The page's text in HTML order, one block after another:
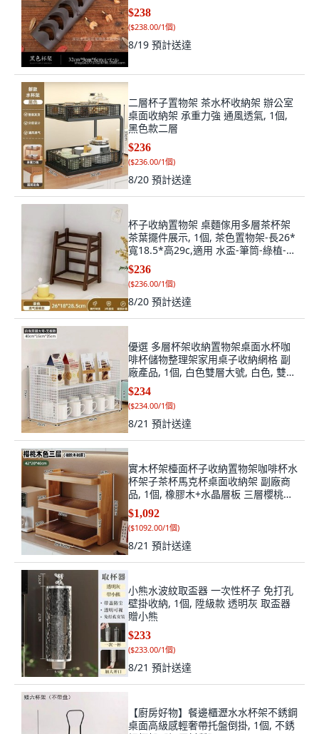
$238
($238.00/1個)
8/19 預計送達
二層杯子置物架 茶水杯收納架 辦公室
桌面收納架 承重力強 通風透氣, 1個,
黑色款二層
$236
($236.00/1個)
8/20 預計送達
杯子收納置物架 桌麵傢用多層茶杯架
茶葉擺件展示, 1個, 茶色置物架-長26*
寬18.5*高29c,適用 水盃-筆筒-綠植-擺
件 -全網, 茶色, 長26*寬18.5*高29c
$236
($236.00/1個)
8/20 預計送達
優選 多層杯架收納置物架桌面水杯咖
啡杯儲物整理架家用桌子收納網格 副
廠產品, 1個, 白色雙層大號, 白色, 雙層
大號
$234
($234.00/1個)
8/21 預計送達
實木杯架檯面杯子收納置物架咖啡杯水
杯架子茶杯馬克杯桌面收納架 副廠商
品, 1個, 橡膠木+水晶層板 三層櫻桃木
色42C, 櫻桃木色
$1,092
($1092.00/1個)
8/21 預計送達
小熊水波紋取盃器 一次性杯子 免打孔
壁掛收納, 1個, 陞級款 透明灰 取盃器
贈小熊
$233
($233.00/1個)
8/21 預計送達
【廚房好物】餐邊櫃瀝水水杯架不銹鋼
桌面高級感輕奢帶托盤倒掛, 1個, 不銹